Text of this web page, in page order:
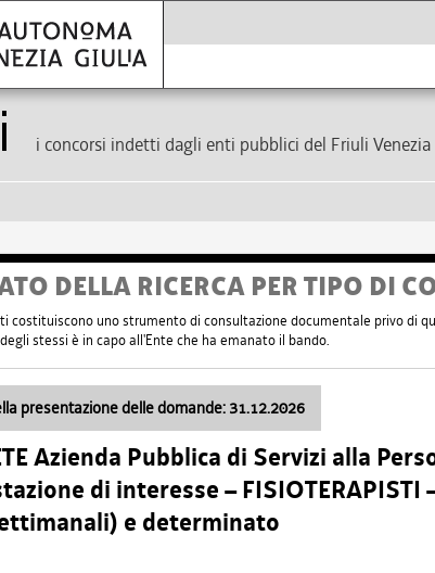
i concorsi indetti dagli enti pubblici del Friuli
DELLA RICERCA PER TIPO DI
costituiscono uno strumento di consultazione documentale privo di
stessi è in capo all'Ente che ha emanato il bando.
presentazione delle domande: 31.12.2026
Azienda Pubblica di Servizi alla
di interesse – FISIOTERAPISTI
e determinato